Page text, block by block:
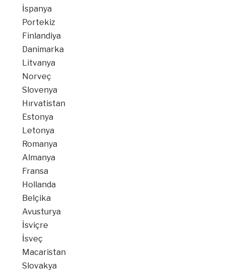
İspanya
Portekiz
Finlandiya
Danimarka
Litvanya
Norveç
Slovenya
Hırvatistan
Estonya
Letonya
Romanya
Almanya
Fransa
Hollanda
Belçika
Avusturya
İsviçre
İsveç
Macaristan
Slovakya